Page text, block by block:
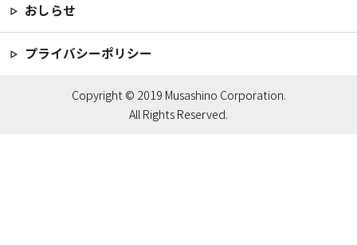
おしらせ
プライバシーポリシー
Copyright © 2019 Musashino Corporation.
All Rights Reserved.